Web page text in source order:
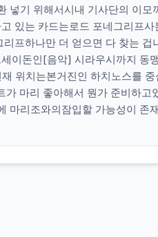
넣기 위해서시내 기사단의 이
있는 카드는로드 포네그리프
프하나만 더 얻으면 다 찾는
이돈인[음악] 시라우시까지 동
위치는본거진인 하치노스를
마리 좋아해서 뭔가 준비하고
마리조와의잠입할 가능성이 존